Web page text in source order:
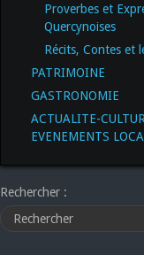
Proverbes et
Quercynoises
Récits, Contes et
PATRIMOINE
GASTRONOMIE
ACTUALITE-
EVENEMENTS
Rechercher :